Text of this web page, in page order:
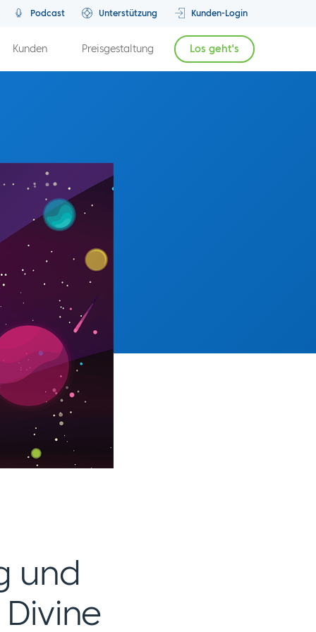
Podcast Unterstützung Kunden-Login
Kunden Preisgestaltung Los geht's
Vorherige Episode Nächste Episode
und